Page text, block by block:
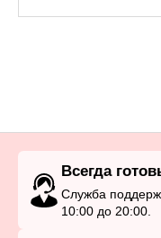
Всегда
Служба
10:00 до 20:00.